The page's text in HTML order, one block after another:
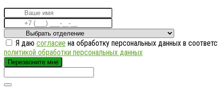
Я даю согласие на обработку персональных данных в
политикой обработки персональных данных
Перезвоните мне